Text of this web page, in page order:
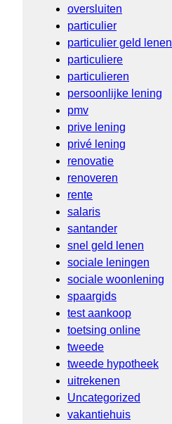
oversluiten
particulier
particulier geld lenen
particuliere
particulieren
persoonlijke lening
pmv
prive lening
privé lening
renovatie
renoveren
rente
salaris
santander
snel geld lenen
sociale leningen
sociale woonlening
spaargids
test aankoop
toetsing online
tweede
tweede hypotheek
uitrekenen
Uncategorized
vakantiehuis